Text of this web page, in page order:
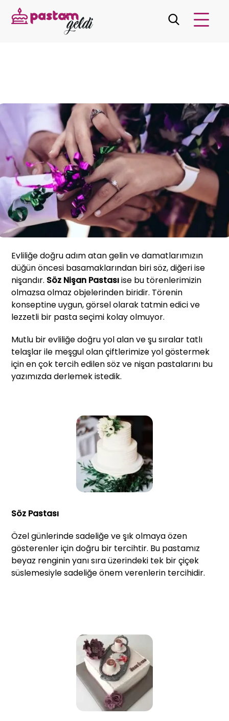
Evliliğe doğru adım atan gelin ve damatlarımızın
düğün öncesi basamaklarından biri söz, diğeri ise
nişandır. Söz Nişan Pastasıise bu törenlerimizin
olmazsa olmaz objelerinden biridir. Törenin
konseptine uygun, görsel olarak tatmin edici ve
lezzetli bir pasta seçimi kolay olmuyor.
Mutlu bir evliliğe doğru yol alan ve şu sıralar tatlı
telaşlar ile meşgul olan çiftlerimize yol göstermek
için en çok tercih edilen söz ve nişan pastalarını bu
yazımızda derlemek istedik.
Söz Pastası
Özel günlerinde sadeliğe ve şık olmaya özen
gösterenler için doğru bir tercihtir. Bu pastamız
beyaz renginin yanı sıra üzerindeki tek bir çiçek
süslemesiyle sadeliğe önem verenlerin tercihidir.